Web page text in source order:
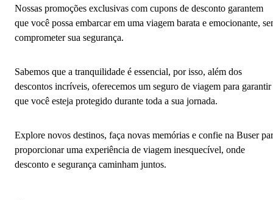
Nossas promoções exclusivas com cupons de desconto garantem
que você possa embarcar em uma viagem barata e emocionante,
comprometer sua segurança.
Sabemos que a tranquilidade é essencial, por isso, além dos
descontos incríveis, oferecemos um seguro de viagem para garantir
que você esteja protegido durante toda a sua jornada.
Explore novos destinos, faça novas memórias e confie na Buser
proporcionar uma experiência de viagem inesquecível, onde
desconto e segurança caminham juntos.